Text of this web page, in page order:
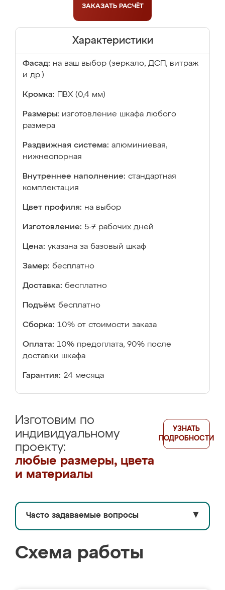
ЗАКАЗАТЬ РАСЧЁТ
Характеристики
Фасад: на ваш выбор (зеркало, ДСП, витраж
и др.)
Кромка: ПВХ (0,4 мм)
Размеры: изготовление шкафа любого
размера
Раздвижная система: алюминиевая,
нижнеопорная
Внутреннее наполнение: стандартная
комплектация
Цвет профиля: на выбор
Изготовление: 5-7 рабочих дней
Цена: указана за базовый шкаф
Замер: бесплатно
Доставка: бесплатно
Подъём: бесплатно
Сборка: 10% от стоимости заказа
Оплата: 10% предоплата, 90% после
доставки шкафа
Гарантия: 24 месяца
Изготовим по
индивидуальному
проекту:
любые размеры, цвета
и материалы
УЗНАТЬ
ПОДРОБНОСТИ
Часто задаваемые вопросы ▼
Схема работы